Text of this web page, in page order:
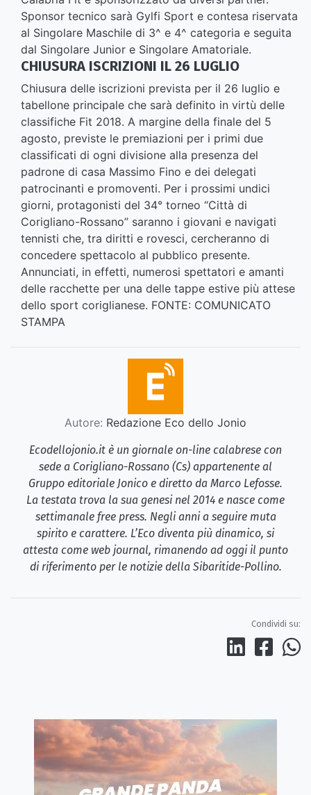
Sponsor tecnico sarà Gylfi Sport e contesa riservata
al Singolare Maschile di 3^ e 4^ categoria e seguita
dal Singolare Junior e Singolare Amatoriale.
CHIUSURA ISCRIZIONI IL 26 LUGLIO
Chiusura delle iscrizioni prevista per il 26 luglio e
tabellone principale che sarà definito in virtù delle
classifiche Fit 2018. A margine della finale del 5
agosto, previste le premiazioni per i primi due
classificati di ogni divisione alla presenza del
padrone di casa Massimo Fino e dei delegati
patrocinanti e promoventi. Per i prossimi undici
giorni, protagonisti del 34° torneo “Città di
Corigliano-Rossano” saranno i giovani e navigati
tennisti che, tra diritti e rovesci, cercheranno di
concedere spettacolo al pubblico presente.
Annunciati, in effetti, numerosi spettatori e amanti
delle racchette per una delle tappe estive più attese
dello sport coriglianese. FONTE: COMUNICATO
STAMPA
Autore: Redazione Eco dello Jonio
Ecodellojonio.it è un giornale on-line calabrese con
sede a Corigliano-Rossano (Cs) appartenente al
Gruppo editoriale Jonico e diretto da Marco Lefosse.
La testata trova la sua genesi nel 2014 e nasce come
settimanale free press. Negli anni a seguire muta
spirito e carattere. L’Eco diventa più dinamico, si
attesta come web journal, rimanendo ad oggi il punto
di riferimento per le notizie della Sibaritide-Pollino.
Condividi su: